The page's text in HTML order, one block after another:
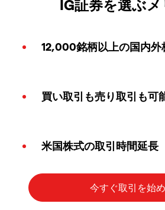
IG証券を選ぶ
12,000銘柄以上の国内外
買い取引も売り取引も可
米国株式の取引時間延長